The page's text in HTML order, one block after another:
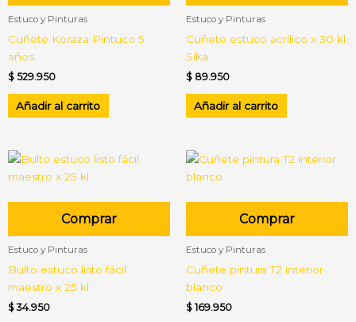
Estuco y Pinturas
Cuñete Koraza Pintuco 5
años
$ 529.950
Añadir al carrito
Estuco y Pinturas
Cuñete estuco acrílico x 30 kl
Sika
$ 89.950
Añadir al carrito
Comprar
Estuco y Pinturas
Bulto estuco listo fácil
maestro x 25 kl
$34.950
Comprar
Estuco y Pinturas
Cuñete pintura T2 interior
blanco
$ 169.950